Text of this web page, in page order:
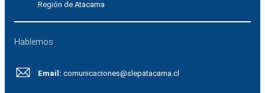
Región de Atacama
Hablemos
Email: comunicaciones@slepatacama.cl